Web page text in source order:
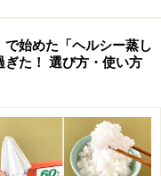
アイテムが『空きビ
、できればジャムの
すぐなのものが使い
で始めた「ヘルシー蒸し
た！ 選び方・使い方